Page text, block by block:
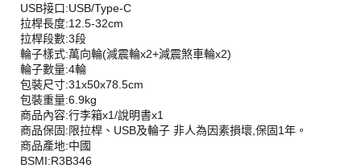
USB接口:USB/Type-C
拉桿長度:12.5-32cm
拉桿段數:3段
輪子樣式:萬向輪(減震輪x2+減震煞車輪x2)
輪子數量:4輪
包裝尺寸:31x50x78.5cm
包裝重量:6.9kg
商品內容:行李箱x1/說明書x1
商品保固:限拉桿、USB及輪子 非人為因素損壞,保固1年。
商品產地:中國
BSMI:R3B346